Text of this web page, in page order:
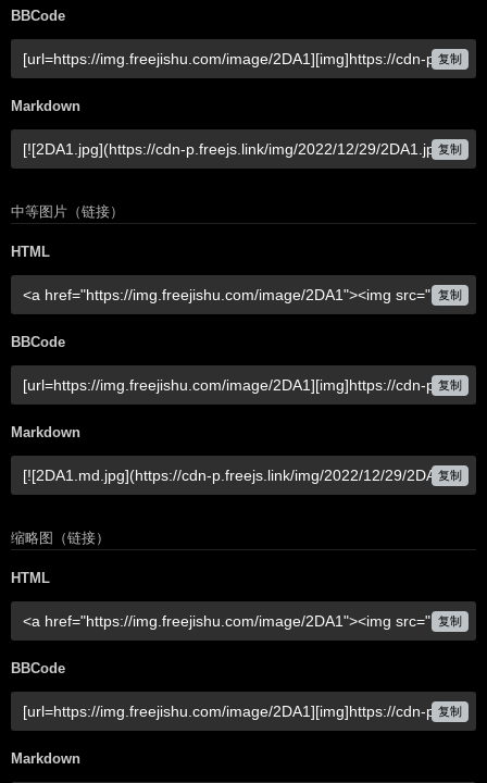
BBCode
复制
Markdown
复制
中等图片（链接）
HTML
复制
BBCode
复制
Markdown
复制
缩略图（链接）
HTML
复制
BBCode
复制
Markdown